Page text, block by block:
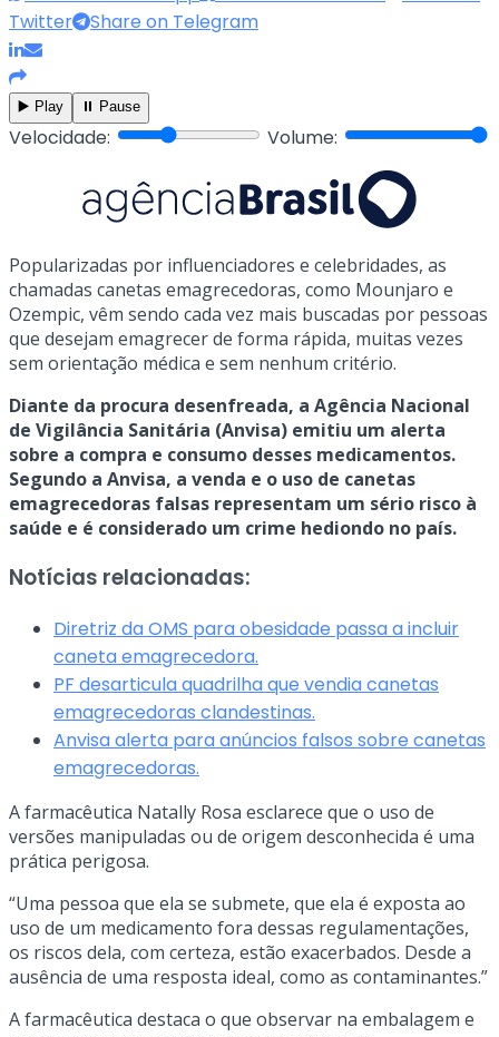
Twitter
Share on Telegram
▶️ Play ⏸️ Pause
Velocidade: Volume:
Popularizadas por influenciadores e celebridades, as
chamadas canetas emagrecedoras, como Mounjaro e
Ozempic, vêm sendo cada vez mais buscadas por pessoas
que desejam emagrecer de forma rápida, muitas vezes
sem orientação médica e sem nenhum critério.
Diante da procura desenfreada, a Agência Nacional
de Vigilância Sanitária (Anvisa) emitiu um alerta
sobre a compra e consumo desses medicamentos.
Segundo a Anvisa, a venda e o uso de canetas
emagrecedoras falsas representam um sério risco à
saúde e é considerado um crime hediondo no país.
Notícias relacionadas:
Diretriz da OMS para obesidade passa a incluir
caneta emagrecedora.
PF desarticula quadrilha que vendia canetas
emagrecedoras clandestinas.
Anvisa alerta para anúncios falsos sobre canetas
emagrecedoras.
A farmacêutica Natally Rosa esclarece que o uso de
versões manipuladas ou de origem desconhecida é uma
prática perigosa.
“Uma pessoa que ela se submete, que ela é exposta ao
uso de um medicamento fora dessas regulamentações,
os riscos dela, com certeza, estão exacerbados. Desde a
ausência de uma resposta ideal, como as contaminantes.”
A farmacêutica destaca o que observar na embalagem e